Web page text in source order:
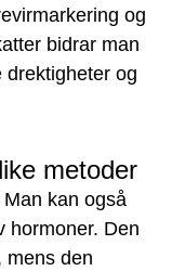
og
bidrar man
og
metoder
kan også
hormoner. Den
mens den